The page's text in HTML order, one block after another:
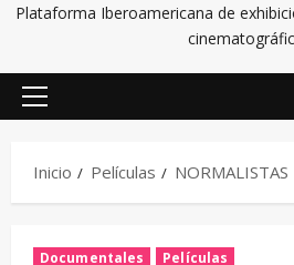
Plataforma Iberoamericana de
Inicio Películas NORMALISTAS
Documentales Películas